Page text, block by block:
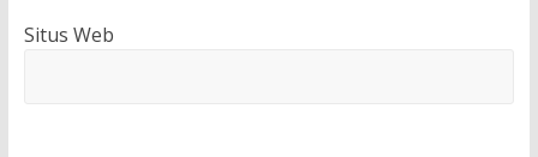
Situs Web